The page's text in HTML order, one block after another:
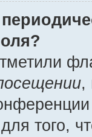
,
того,